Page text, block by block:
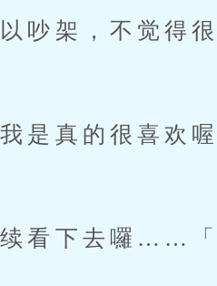
架，不觉得很
真的很喜欢喔
看下去囉……「